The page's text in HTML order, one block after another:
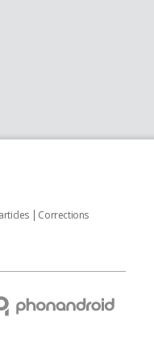
Corrections